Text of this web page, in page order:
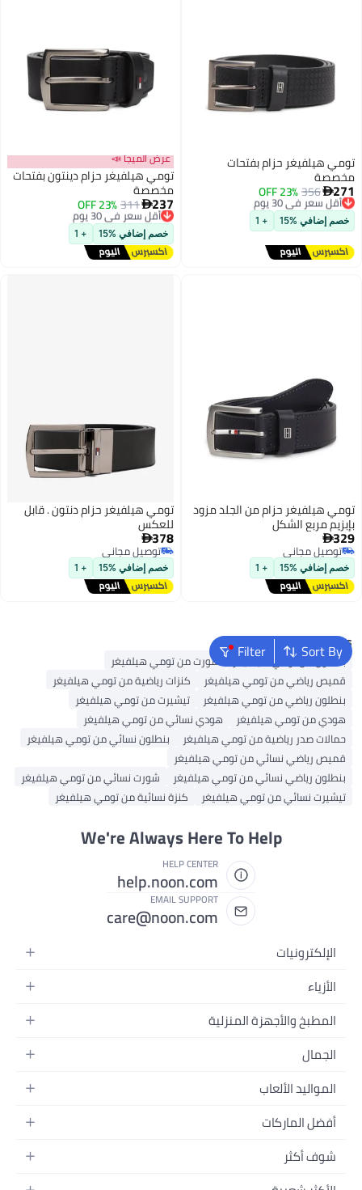
تومي هيلفيغر حزام بفتحات
مخصصة
271
356
23% OFF
أقل سعر في 30 يوم
توصيل مجاني
أقل سعر في 30 يوم
خصم إضافي %15 + 1
عرض الميجا 📣
تومي هيلفيغر حزام دينتون بفتحات
مخصصة
237
311
23% OFF
أقل سعر في 30 يوم
توصيل مجاني
أقل سعر في 30 يوم
خصم إضافي %15 + 1
تومي هيلفيغر حزام من الجلد مزود
بإبزيم مربع الشكل
329
توصيل مجاني
توصيل مجاني
خصم إضافي %15 + 1
تومي هيلفيغر حزام دنتون . قابل
للعكس
378
توصيل مجاني
توصيل مجاني
خصم إضافي %15 + 1
Sort By
FilterPopular Searches
بنطلون من تومي هيلفيغر
شورت من تومي هيلفيغر
قميص رياضي من تومي هيلفيغر
كنزات رياضية من تومي هيلفيغر
بنطلون رياضي من تومي هيلفيغر
تيشيرت من تومي هيلفيغر
هودي من تومي هيلفيغر
هودي نسائي من تومي هيلفيغر
حمالات صدر رياضية من تومي هيلفيغر
بنطلون نسائي من تومي هيلفيغر
قميص رياضي نسائي من تومي هيلفيغر
بنطلون رياضي نسائي من تومي هيلفيغر
شورت نسائي من تومي هيلفيغر
تيشيرت نسائي من تومي هيلفيغر
كنزة نسائية من تومي هيلفيغر
We're Always Here To Help
HELP CENTER
help.noon.com
EMAIL SUPPORT
care@noon.com
الإلكترونيات
الهواتف المتحركة
أجهزة الكمبيوتر المحمولة
أجهزة الكمبيوتر المكتبية
سماعات الرأس
الكاميرات والصور وتسجيل الفيديو
التلفزيونات
الأزياء
أزياء نسائية
أزياء الأطفال
العطور
المجوهرات
النظارات
المطبخ والأجهزة المنزلية
الأجهزة الكبيرة
أثاث غرفة النوم
التخزين
الأثاث
الجمال
العطور
العناية بالشعر
العناية الشخصية
المواليد الألعاب
الرضاعة والتغذية
تنقل الأطفال
أفضل الماركات
أبل
شوف أكثر
المدونات